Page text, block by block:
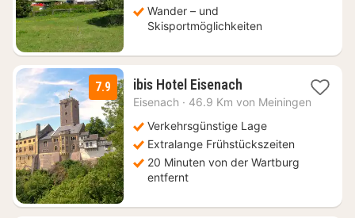
Wander – und
Skisportmöglichkeiten
7.9 ibis Hotel Eisenach1
Nacht
69
€
Eisenach · 46.9 Km von Meiningen
Verkehrsgünstige Lage
Extralange Frühstückszeiten
20 Minuten von der Wartburg
entfernt